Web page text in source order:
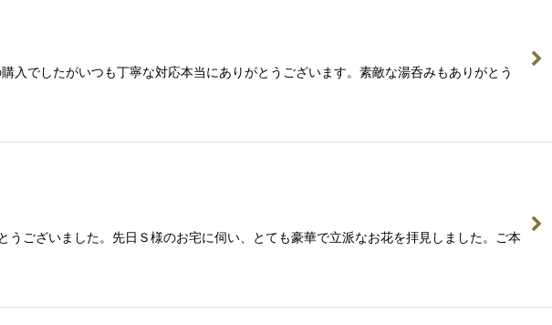
でしたがいつも丁寧な対応本当にありがとうございます。素敵な湯呑みもありがとう
ございました。先日Ｓ様のお宅に伺い、とても豪華で立派なお花を拝見しました。ご本